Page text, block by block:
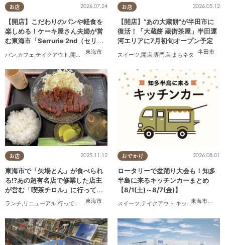
お店
東海市
2026.07.24
【開店】こだわりのパンや軽食を
楽しめる！ケーキ屋さん夫婦が営
む東海市「Serrurie 2nd（セリュ
リエ セカンド）」6/29(月)テスト
オープン
パン カフェ テイクアウト 開店 専門店, まちネタ ,親子,夫婦,家族,カップル,おひとりさま
お店
半田市
2026.05.12
【開店】“あの大蔵餅”が半田市に
復活！「大蔵餅 蔵街茶屋」半田運
河エリアに7月初旬オープン予定
スイーツ 開店 専門店 まちネタ
お店
東海市
2025.11.12
東海市で「矢場とん」が食べられ
る!?あの超有名店で修業した店主
が営む「喫茶チロル」に行ってみ
ランチ, リニューアル,行ってみたレポ ,夫婦 おひとりさま
おでかけ
東海市
,大府
2026.08.01
ロータリーで盆踊り大会も！知多
半島に来るキッチンカーまとめ
【8/1(土)～8/7(金)】
スイーツ,テイクアウト ,キッチンカー ,イベ